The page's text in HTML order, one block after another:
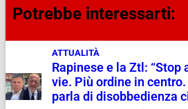
Potrebbe interessarti:
ATTUALITÀ
Rapinese e la Ztl:
vie. Più ordine in
parla di disobbedienza